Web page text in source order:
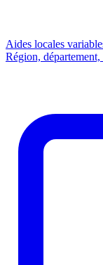
Aides locales
Région, département,